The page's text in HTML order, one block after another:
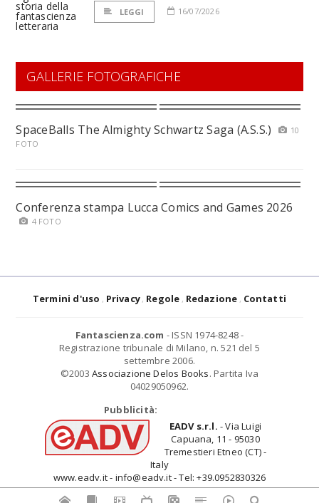
LEGGI 16/07/2026
GALLERIE FOTOGRAFICHE
SpaceBalls The Almighty Schwartz Saga (A.S.S.)
10
FOTO
Conferenza stampa Lucca Comics and Games 2026
4 FOTO
Termini d'uso Privacy Regole Redazione Contatti
Fantascienza.com - ISSN 1974-8248 -
Registrazione tribunale di Milano, n. 521 del 5
settembre 2006.
©2003 Associazione Delos Books. Partita Iva
04029050962.
Pubblicità:
EADV s.r.l. - Via Luigi
Capuana, 11 - 95030
Tremestieri Etneo (CT) -
Italy
www.eadv.it - info@eadv.it - Tel: +39.0952830326